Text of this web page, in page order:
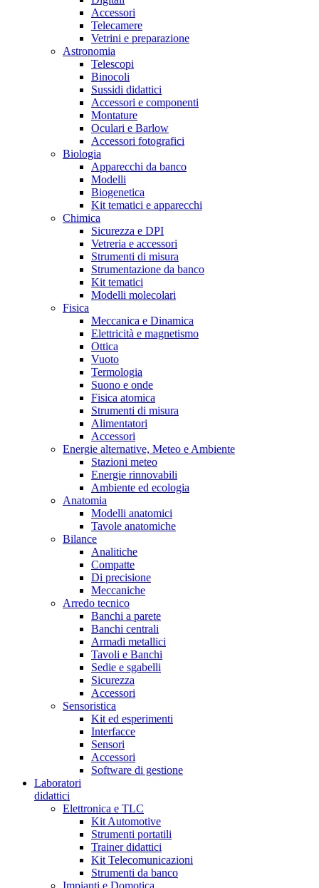
Accessori
Telecamere
Vetrini e preparazione
Astronomia
Telescopi
Binocoli
Sussidi didattici
Accessori e componenti
Montature
Oculari e Barlow
Accessori fotografici
Biologia
Apparecchi da banco
Modelli
Biogenetica
Kit tematici e apparecchi
Chimica
Sicurezza e DPI
Vetreria e accessori
Strumenti di misura
Strumentazione da banco
Kit tematici
Modelli molecolari
Fisica
Meccanica e Dinamica
Elettricità e magnetismo
Ottica
Vuoto
Termologia
Suono e onde
Fisica atomica
Strumenti di misura
Alimentatori
Accessori
Energie alternative, Meteo e Ambiente
Stazioni meteo
Energie rinnovabili
Ambiente ed ecologia
Anatomia
Modelli anatomici
Tavole anatomiche
Bilance
Analitiche
Compatte
Di precisione
Meccaniche
Arredo tecnico
Banchi a parete
Banchi centrali
Armadi metallici
Tavoli e Banchi
Sedie e sgabelli
Sicurezza
Accessori
Sensoristica
Kit ed esperimenti
Interfacce
Sensori
Accessori
Software di gestione
Laboratori
didattici
Elettronica e TLC
Kit Automotive
Strumenti portatili
Trainer didattici
Kit Telecomunicazioni
Strumenti da banco
Impianti e Domotica